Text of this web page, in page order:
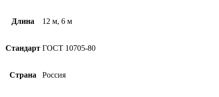
Длина 12 м, 6 м
Стандарт ГОСТ 10705-80
Страна Россия